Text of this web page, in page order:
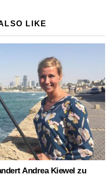
LIKE
Andrea Kiewel zu